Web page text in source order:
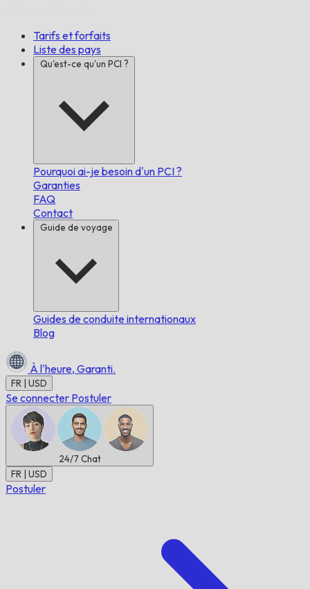
Tarifs et forfaits
Liste des pays
Qu'est-ce qu'un PCI ?
Pourquoi ai-je besoin d'un PCI ?
Garanties
FAQ
Contact
Guide de voyage
Guides de conduite internationaux
Blog
À l'heure, Garanti.
FR | USD
Se connecter Postuler
24/7 Chat
FR | USD
Postuler